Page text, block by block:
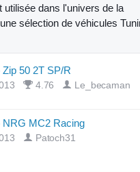
utilisée dans l'univers de la
sélection de véhicules
Zip 50 2T SP/R
4.76 Le_becaman
NRG MC2 Racing
Patoch31